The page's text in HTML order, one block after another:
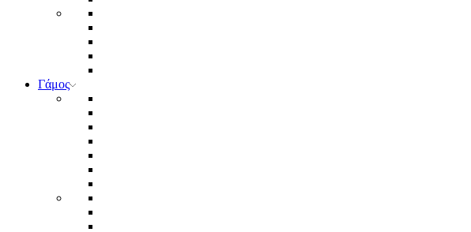
Γάμος